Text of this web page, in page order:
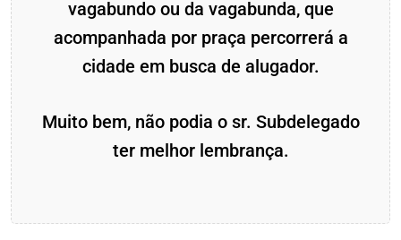
vagabundo ou da vagabunda, que
acompanhada por praça percorrerá a
cidade em busca de alugador.
Muito bem, não podia o sr. Subdelegado
ter melhor lembrança.